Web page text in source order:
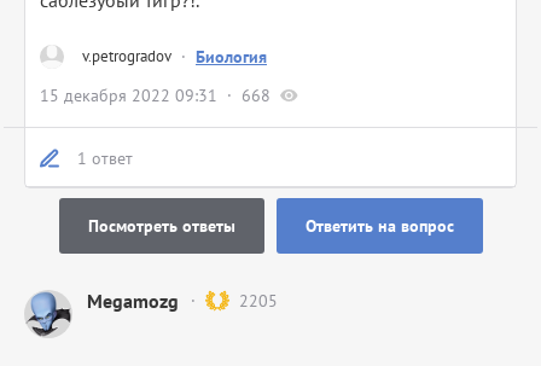
v.petrogradov · Биология
15 декабря 2022 09:31
668
1 ответ
Посмотреть ответы Ответить на вопрос
Megamozg 2205